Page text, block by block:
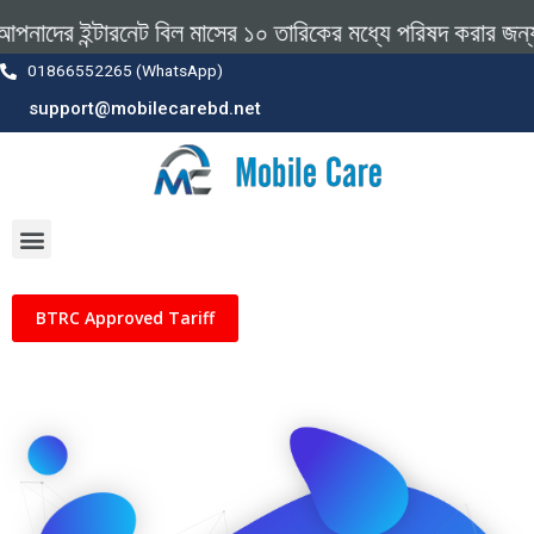
ইন্টারনেট বিল মাসের ১০ তারিকের মধ্যে পরিষদ করার
01866552265 (WhatsApp)
support@mobilecarebd.net
BTRC Approved Tariff